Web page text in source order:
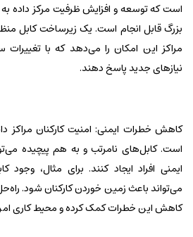
است که توسعه و افزایش ظرفیت مرکز داده به
بزرگ قابل انجام است. یک زیرساخت کابل
مراکز این امکان را می‌دهد که با
نیازهای جدید پاسخ دهند.
کاهش خطرات ایمنی: امنیت کارکنان مراکز
است. کابل‌های نامرتب و به هم پیچیده
ایمنی افراد ایجاد کنند. برای مثال، وجود
می‌تواند باعث زمین خوردن کارکنان شود.
کاهش این خطرات کمک کرده و محیط کاری